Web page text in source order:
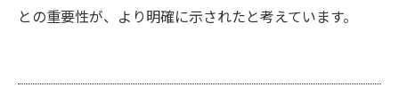
との重要性が、より明確に示されたと考えています。